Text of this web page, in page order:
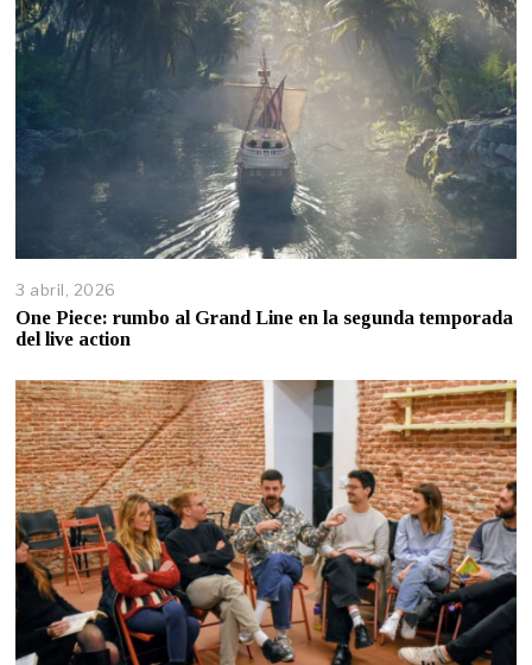
3 abril, 2026
One Piece: rumbo al Grand Line en la segunda temporada
del live action